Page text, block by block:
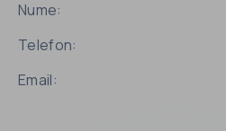
Nume:
Telefon:
Email: